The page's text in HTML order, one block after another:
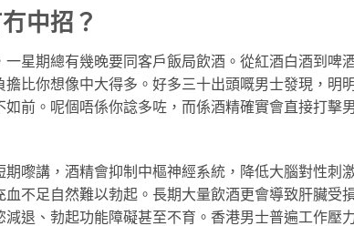
中招？
星期總有幾晚要同客戶飯局飲酒。從紅酒白酒到啤
比你想像中大得多。好多三十出頭嘅男士發現，明
前。呢個唔係你諗多咗，而係酒精確實會直接打擊
嚟講，酒精會抑制中樞神經系統，降低大腦對性刺
不足自然難以勃起。長期大量飲酒更會導致肝臟受損
退、勃起功能障礙甚至不育。香港男士普遍工作壓